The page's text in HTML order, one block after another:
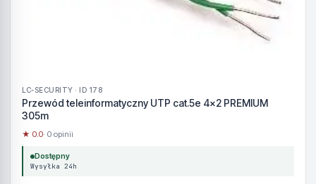
LC-SECURITY · ID 178
Przewód teleinformatyczny UTP cat.5e 4x2 PREMIUM
305m
★ 0.0· 0 opinii
Dostępny
Wysyłka 24h